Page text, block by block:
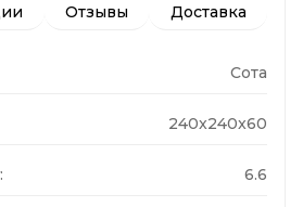
Отзывы Доставка
Сота
240x240x60
6.6